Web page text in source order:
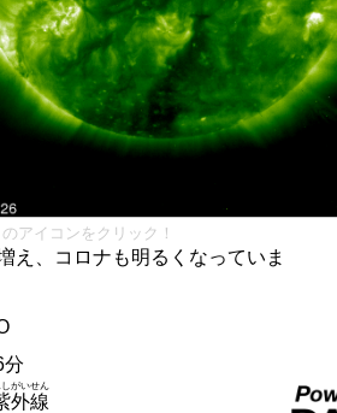
アイコンをクリック！
え、コロナも明るくなっていま
分
外線
がいせん